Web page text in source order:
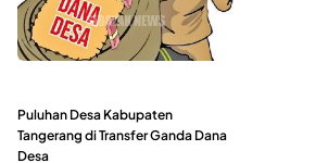
Puluhan Desa Kabupaten
Tangerang di Transfer Ganda Dana
Desa